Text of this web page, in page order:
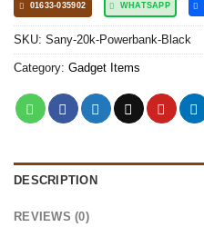
01633-035902 WHATSAPP
SKU: Sany-20k-Powerbank-Black
Category: Gadget Items
DESCRIPTION
REVIEWS (0)